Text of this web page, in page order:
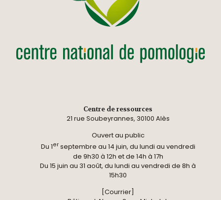
Centre de ressources
21 rue Soubeyrannes, 30100 Alès
Ouvert au public
Du 1erseptembre au 14 juin, du lundi au vendredi
de 9h30 à 12h et de 14h à 17h
Du 15 juin au 31 août, du lundi au vendredi de 8h à
15h30
[Courrier]